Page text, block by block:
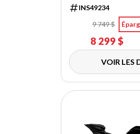
INS49234
9 749 $
8 299 $
VOIR LES